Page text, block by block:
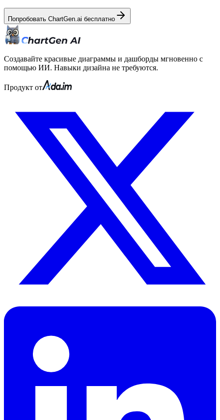
Попробовать ChartGen.ai бесплатно
Создавайте красивые диаграммы и дашборды мгновенно с
помощью ИИ. Навыки дизайна не требуются.
Продукт от